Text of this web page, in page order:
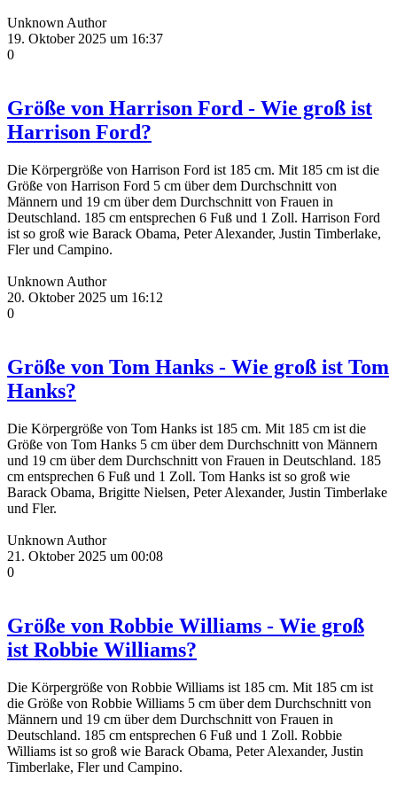
Unknown Author
19. Oktober 2025 um 16:37
0
Größe von Harrison Ford - Wie groß ist
Harrison Ford?
Die Körpergröße von Harrison Ford ist 185 cm. Mit 185 cm ist die
Größe von Harrison Ford 5 cm über dem Durchschnitt von
Männern und 19 cm über dem Durchschnitt von Frauen in
Deutschland. 185 cm entsprechen 6 Fuß und 1 Zoll. Harrison Ford
ist so groß wie Barack Obama, Peter Alexander, Justin Timberlake,
Fler und Campino.
Unknown Author
20. Oktober 2025 um 16:12
0
Größe von Tom Hanks - Wie groß ist Tom
Hanks?
Die Körpergröße von Tom Hanks ist 185 cm. Mit 185 cm ist die
Größe von Tom Hanks 5 cm über dem Durchschnitt von Männern
und 19 cm über dem Durchschnitt von Frauen in Deutschland. 185
cm entsprechen 6 Fuß und 1 Zoll. Tom Hanks ist so groß wie
Barack Obama, Brigitte Nielsen, Peter Alexander, Justin Timberlake
und Fler.
Unknown Author
21. Oktober 2025 um 00:08
0
Größe von Robbie Williams - Wie groß
ist Robbie Williams?
Die Körpergröße von Robbie Williams ist 185 cm. Mit 185 cm ist
die Größe von Robbie Williams 5 cm über dem Durchschnitt von
Männern und 19 cm über dem Durchschnitt von Frauen in
Deutschland. 185 cm entsprechen 6 Fuß und 1 Zoll. Robbie
Williams ist so groß wie Barack Obama, Peter Alexander, Justin
Timberlake, Fler und Campino.